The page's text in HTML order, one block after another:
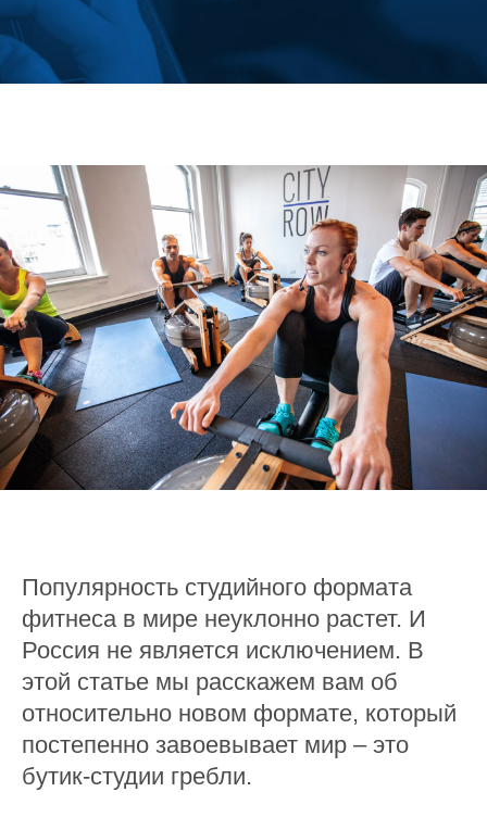
Популярность студийного формата
фитнеса в мире неуклонно растет. И
Россия не является исключением. В
этой статье мы расскажем вам об
относительно новом формате, который
постепенно завоевывает мир – это
бутик-студии гребли.